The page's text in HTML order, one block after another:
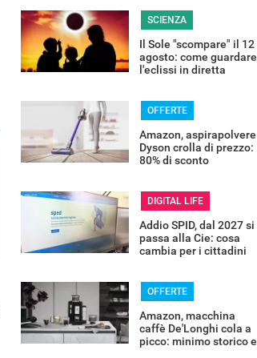
SCIENZA
Il Sole "scompare" il 12
agosto: come guardare
l'eclissi in diretta
OFFERTE
Amazon, aspirapolvere
Dyson crolla di prezzo:
80% di sconto
DIGITAL LIFE
Addio SPID, dal 2027 si
passa alla Cie: cosa
cambia per i cittadini
OFFERTE
Amazon, macchina
caffè De'Longhi cola a
picco: minimo storico e